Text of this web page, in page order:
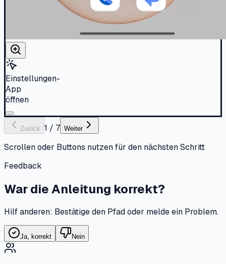
Einstellungen-
App
öffnen
Zurück 1 / 7 Weiter
Scrollen oder Buttons nutzen für den nächsten Schritt
Feedback
War die Anleitung korrekt?
Hilf anderen: Bestätige den Pfad oder melde ein Problem.
Ja, korrekt Nein